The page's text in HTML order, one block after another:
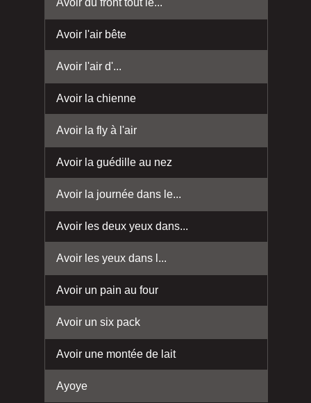
Avoir du front tout le...
Avoir l'air bête
Avoir l'air d'...
Avoir la chienne
Avoir la fly à l'air
Avoir la guédille au nez
Avoir la journée dans le...
Avoir les deux yeux dans...
Avoir les yeux dans l...
Avoir un pain au four
Avoir un six pack
Avoir une montée de lait
Ayoye